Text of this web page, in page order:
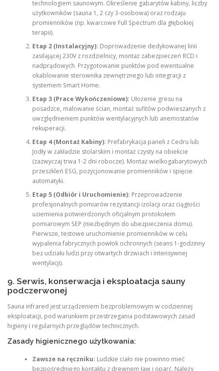
technologiem saunowym. Określenie gabarytów kabiny, liczby
użytkowników (sauna 1, 2 czy 3-osobowa) oraz rodzaju
promienników (np. kwarcowe Full Spectrum dla głębokiej
terapii).
Etap 2 (Instalacyjny): Doprowadzenie dedykowanej linii
zasilającej 230V z rozdzielnicy, montaż zabezpieczeń RCD i
nadprądowych. Przygotowanie punktów pod ewentualne
okablowanie sterownika zewnętrznego lub integracji z
systemem Smart Home.
Etap 3 (Prace Wykończeniowe): Ułożenie gresu na
posadzce, malowanie ścian, montaż sufitów podwieszanych z
uwzględnieniem punktów wentylacyjnych lub anemostatów
rekuperacji.
Etap 4 (Montaż Kabiny): Prefabrykacja paneli z Cedru lub
Jodły w zakładzie stolarskim i montaż czysty na obiekcie
(zazwyczaj trwa 1-2 dni robocze). Montaż wielkogabarytowych
przeszkleń ESG, pozycjonowanie promienników i spięcie
automatyki.
Etap 5 (Odbiór i Uruchomienie): Przeprowadzenie
profesjonalnych pomiarów rezystancji izolacji oraz ciągłości
uziemienia potwierdzonych oficjalnym protokołem
pomiarowym SEP (niezbędnym do ubezpieczenia domu).
Pierwsze, testowe uruchomienie promienników w celu
wypalenia fabrycznych powłok ochronnych (seans 1-godzinny
bez udziału ludzi przy otwartych drzwiach i intensywnej
wentylacji).
9. Serwis, konserwacja i eksploatacja sauny
podczerwonej
Sauna infrared jest urządzeniem bezproblemowym w codziennej
eksploatacji, pod warunkiem przestrzegania podstawowych zasad
higieny i regularnych przeglądów technicznych.
Zasady higienicznego użytkowania:
Zawsze na ręczniku: Ludzkie ciało nie powinno mieć
bezpośredniego kontaktu z drewnem ław i oparć. Należy